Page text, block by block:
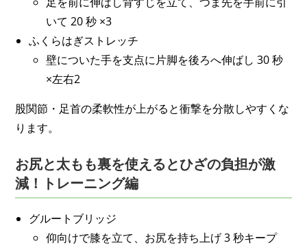
いて 20 秒 ×3
ふくらはぎストレッチ
壁についた手を支点に片脚を後ろへ伸ばし 30 秒
×左右2
股関節・足首の柔軟性が上がると衝撃を分散しやすくな
ります。
お尻と太もも裏を使えるとひざの負担が激
減！トレーニング編
グルートブリッジ
仰向けで膝を立て、お尻を持ち上げ 3 秒キープ